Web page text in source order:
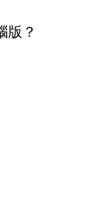
版？